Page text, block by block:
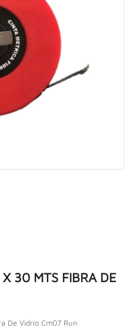
30 MTS FIBRA DE
De Vidrio Cm07 Run